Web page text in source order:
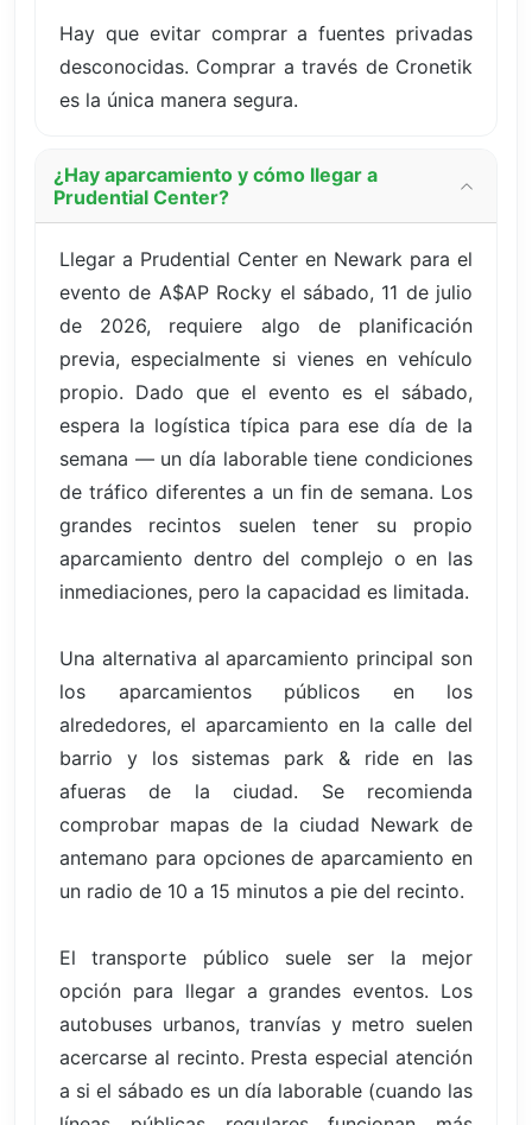
Hay que evitar comprar a fuentes privadas
desconocidas. Comprar a través de Cronetik
es la única manera segura.
¿Hay aparcamiento y cómo llegar a
Prudential Center?
Llegar a Prudential Center en Newark para el
evento de A$AP Rocky el sábado, 11 de julio
de 2026, requiere algo de planificación
previa, especialmente si vienes en vehículo
propio. Dado que el evento es el sábado,
espera la logística típica para ese día de la
semana — un día laborable tiene condiciones
de tráfico diferentes a un fin de semana. Los
grandes recintos suelen tener su propio
aparcamiento dentro del complejo o en las
inmediaciones, pero la capacidad es limitada.
Una alternativa al aparcamiento principal son
los aparcamientos públicos en los
alrededores, el aparcamiento en la calle del
barrio y los sistemas park & ride en las
afueras de la ciudad. Se recomienda
comprobar mapas de la ciudad Newark de
antemano para opciones de aparcamiento en
un radio de 10 a 15 minutos a pie del recinto.
El transporte público suele ser la mejor
opción para llegar a grandes eventos. Los
autobuses urbanos, tranvías y metro suelen
acercarse al recinto. Presta especial atención
a si el sábado es un día laborable (cuando las